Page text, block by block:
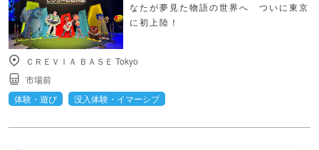
なたが夢見た物語の世界へ ついに東京
に初上陸！
ＣＲＥＶＩＡ ＢＡＳＥ Tokyo
市場前
体験・遊び
没入体験・イマーシブ